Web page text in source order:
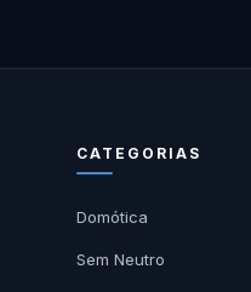
CATEGORIAS
Domótica
Sem Neutro